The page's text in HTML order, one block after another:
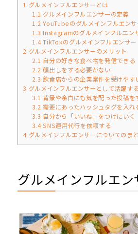
1 グルメインフルエンサーとは
1.1 グルメインフルエンサーの定義
1.2 YouTubeのグルメインフルエンサ
1.3 Instagramのグルメインフルエン
1.4TikTokのグルメインフルエンサー
2 グルメインフルエンサーのメリット
2.1 自分の好きな食べ物を発信できる
2.2 顔出しをする必要がない
2.3 飲食店からの企業案件を受けやす
3 グルメインフルエンサーとして活躍す
3.1 背景や余白にも気を配った投稿を
3.2 需要にあったハッシュタグを入れ
3.3 自分から「いいね」をつけにいく
3.4SNS運用代行を依頼する
4グルメインフルエンサーについてのま
グルメインフルエン